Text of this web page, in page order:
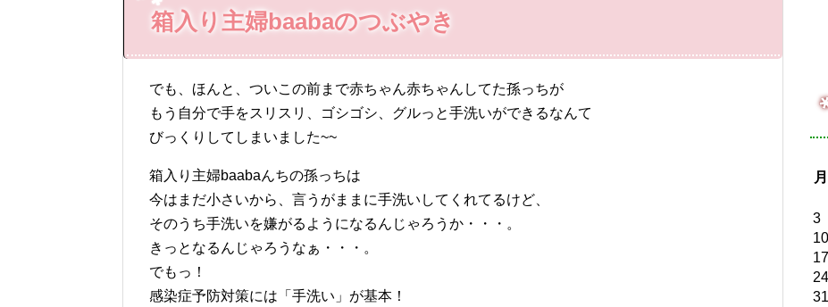
箱入り主婦baabaのつぶやき
でも、ほんと、ついこの前まで赤ちゃん赤ちゃんしてた孫っちが
もう自分で手をスリスリ、ゴシゴシ、グルっと手洗いができるなんて
びっくりしてしまいました~~
箱入り主婦baabaんちの孫っちは
今はまだ小さいから、言うがままに手洗いしてくれてるけど、
そのうち手洗いを嫌がるようになるんじゃろうか・・・。
きっとなるんじゃろうなぁ・・・。
でもっ！
感染症予防対策には「手洗い」が基本！
月
3
10
17
24
31